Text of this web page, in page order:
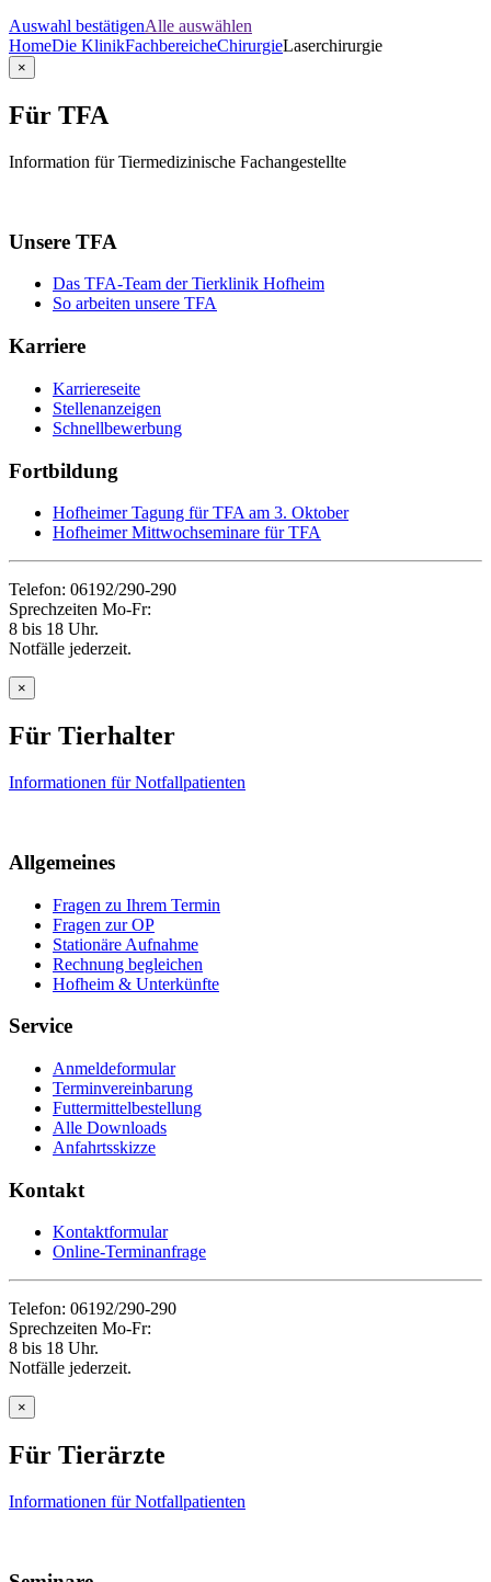
Auswahl bestätigenAlle auswählen
HomeDie KlinikFachbereicheChirurgieLaserchirurgie
×
Für TFA
Information für Tiermedizinische Fachangestellte
Unsere TFA
Das TFA-Team der Tierklinik Hofheim
So arbeiten unsere TFA
Karriere
Karriereseite
Stellenanzeigen
Schnellbewerbung
Fortbildung
Hofheimer Tagung für TFA am 3. Oktober
Hofheimer Mittwochseminare für TFA
Telefon: 06192/290-290
Sprechzeiten Mo-Fr:
8 bis 18 Uhr.
Notfälle jederzeit.
×
Für Tierhalter
Informationen für Notfallpatienten
Allgemeines
Fragen zu Ihrem Termin
Fragen zur OP
Stationäre Aufnahme
Rechnung begleichen
Hofheim & Unterkünfte
Service
Anmeldeformular
Terminvereinbarung
Futtermittelbestellung
Alle Downloads
Anfahrtsskizze
Kontakt
Kontaktformular
Online-Terminanfrage
Telefon: 06192/290-290
Sprechzeiten Mo-Fr:
8 bis 18 Uhr.
Notfälle jederzeit.
×
Für Tierärzte
Informationen für Notfallpatienten